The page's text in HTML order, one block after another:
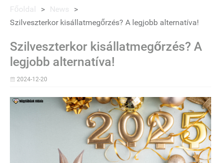
Főoldal > News
>
Szilveszterkor kisállatmegőrzés? A legjobb alternatíva!
Szilveszterkor kisállatmegőrzés? A
legjobb alternatíva!
2024-12-20